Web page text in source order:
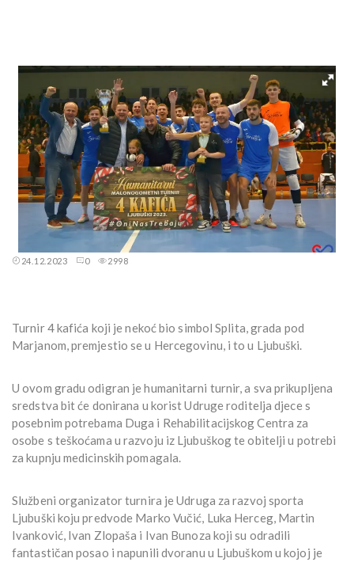
24.12.2023 0 2998
Turnir 4 kafića koji je nekoć bio simbol Splita, grada pod
Marjanom, premjestio se u Hercegovinu, i to u Ljubuški.
U ovom gradu odigran je humanitarni turnir, a sva prikupljena
sredstva bit će donirana u korist Udruge roditelja djece s
posebnim potrebama Duga i Rehabilitacijskog Centra za
osobe s teškoćama u razvoju iz Ljubuškog te obitelji u potrebi
za kupnju medicinskih pomagala.
Službeni organizator turnira je Udruga za razvoj sporta
Ljubuški koju predvode Marko Vučić, Luka Herceg, Martin
Ivanković, Ivan Zlopaša i Ivan Bunoza koji su odradili
fantastičan posao i napunili dvoranu u Ljubuškom u kojoj je